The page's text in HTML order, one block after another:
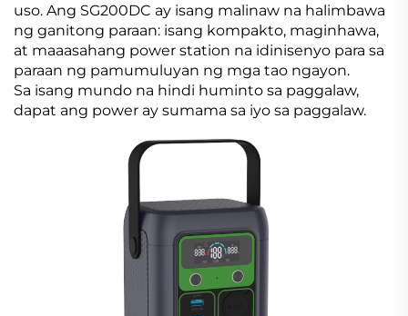
uso. Ang SG200DC ay isang malinaw na halimbawa
ng ganitong paraan: isang kompakto, maginhawa,
at maaasahang power station na idinisenyo para sa
paraan ng pamumuluyan ng mga tao ngayon.
Sa isang mundo na hindi huminto sa paggalaw,
dapat ang power ay sumama sa iyo sa paggalaw.